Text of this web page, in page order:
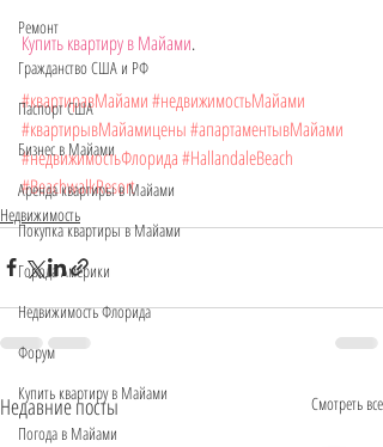
Ремонт
Гражданство США и РФ
Паспорт США
Бизнес в Майами
Аренда квартиры в Майами
Покупка квартиры в Майами
Города Америки
Недвижимость Флорида
Форум
Купить квартиру в Майами
Погода в Майами
Купить квартиру в Майами.
#квартиравМайами#недвижимостьМайами
#квартирывМайамицены#апартаментывМайами
#недвижимостьФлорида#HallandaleBeach
#BeachwalkResort
Недвижимость
Недавние посты Смотреть все